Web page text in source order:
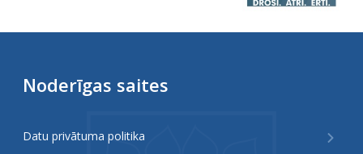
Noderīgas saites
Datu privātuma politika